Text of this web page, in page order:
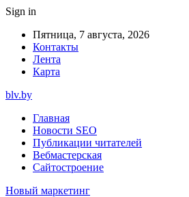
Sign in
Пятница, 7 августа, 2026
Контакты
Лента
Карта
blv.by
Главная
Новости SEO
Публикации читателей
Вебмастерская
Сайтостроение
Новый маркетинг